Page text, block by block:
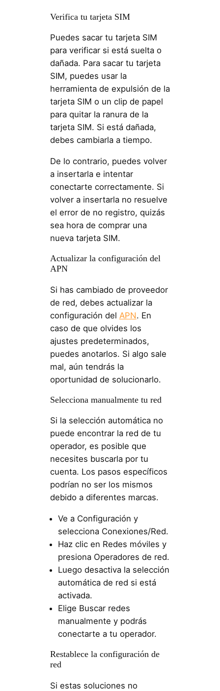
Verifica tu tarjeta SIM
Puedes sacar tu tarjeta SIM
para verificar si está suelta o
dañada. Para sacar tu tarjeta
SIM, puedes usar la
herramienta de expulsión de la
tarjeta SIM o un clip de papel
para quitar la ranura de la
tarjeta SIM. Si está dañada,
debes cambiarla a tiempo.
De lo contrario, puedes volver
a insertarla e intentar
conectarte correctamente. Si
volver a insertarla no resuelve
el error de no registro, quizás
sea hora de comprar una
nueva tarjeta SIM.
Actualizar la configuración del
APN
Si has cambiado de proveedor
de red, debes actualizar la
configuración del APN. En
caso de que olvides los
ajustes predeterminados,
puedes anotarlos. Si algo sale
mal, aún tendrás la
oportunidad de solucionarlo.
Selecciona manualmente tu red
Si la selección automática no
puede encontrar la red de tu
operador, es posible que
necesites buscarla por tu
cuenta. Los pasos específicos
podrían no ser los mismos
debido a diferentes marcas.
Ve a Configuración y
selecciona Conexiones/Red.
Haz clic en Redes móviles y
presiona Operadores de red.
Luego desactiva la selección
automática de red si está
activada.
Elige Buscar redes
manualmente y podrás
conectarte a tu operador.
Restablece la configuración de
red
Si estas soluciones no